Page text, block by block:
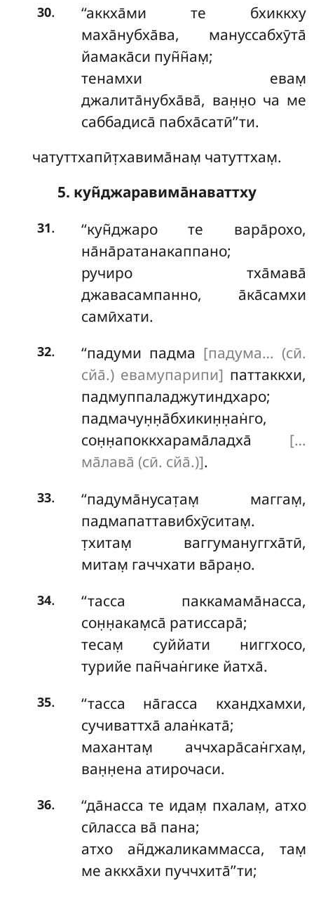
30. ‘‘аккха̄ми те бхиккху
маха̄нубха̄ва, мануссабхӯта̄
йамака̄си пун̃н̃ам̣;
тенамхи евам̣
джалита̄нубха̄ва̄, ван̣н̣о ча ме
саббадиса̄ пабха̄сатӣ’’ти.
чатуттхапӣт̣хавима̄нам̣ чатуттхам̣.
5. кун̃джаравима̄наваттху
31. ‘‘кун̃джароте вара̄рохо,
на̄на̄ратанакаппано;
ручиро тха̄мава̄
джавасампанно, а̄ка̄самхи
самӣхати.
32. ‘‘падуми падма [падума… (сӣ.
сйа̄.) евамупарипи] паттаккхи,
падмуппаладжутиндхаро;
падмачун̣н̣а̄бхикин̣н̣ан̇го,
сон̣н̣апоккхарама̄ладха̄ […
ма̄лава̄ (сӣ. сйа̄.)].
33.
‘‘падума̄нусат̣ам̣ маггам̣,
падмапаттавибхӯситам̣.
т̣хитам̣ ваггумануггха̄тӣ,
митам̣ гаччхати ва̄ран̣о.
34.
‘‘тасса паккамама̄насса,
сон̣н̣акам̣са̄ ратиссара̄;
тесам̣ суййати ниггхосо,
турийе пан̃чан̇гике йатха̄.
35.
‘‘тасса на̄гасса кхандхамхи,
сучиваттха̄ алан̇ката̄;
махантам̣ аччхара̄сан̇гхам̣,
ван̣н̣ена атирочаси.
36. ‘‘да̄нассате идам̣ пхалам̣, атхо
сӣласса ва̄ пана;
атхо ан̃джаликаммасса, там̣
ме аккха̄хи пуччхита̄’’ти;